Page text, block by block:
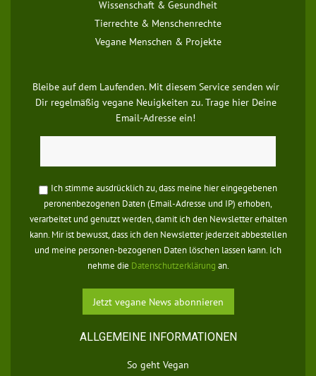
Wissenschaft & Gesundheit
Tierrechte & Menschenrechte
Vegane Menschen & Projekte
Bleibe auf dem Laufenden. Mit diesem Service senden wir
Dir regelmäßig vegane Neuigkeiten zu. Trage hier Deine
Email-Adresse ein!
Ich stimme ausdrücklich zu, dass meine hier eingegebenen
peronenbezogenen Daten (Email-Adresse und IP) erhoben,
verarbeitet und genutzt werden, damit ich den Newsletter erhalten
kann. Mir ist bewusst, dass ich den Newsletter jederzeit abbestellen
und meine personen-bezogenen Daten löschen lassen kann. Ich
nehme die Datenschutzerklärung an.
ALLGEMEINE INFORMATIONEN
So geht Vegan